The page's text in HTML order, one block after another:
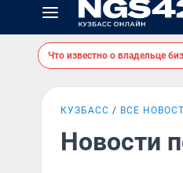
Что известно о владельце
КУЗБАСС ВСЕ
Новости